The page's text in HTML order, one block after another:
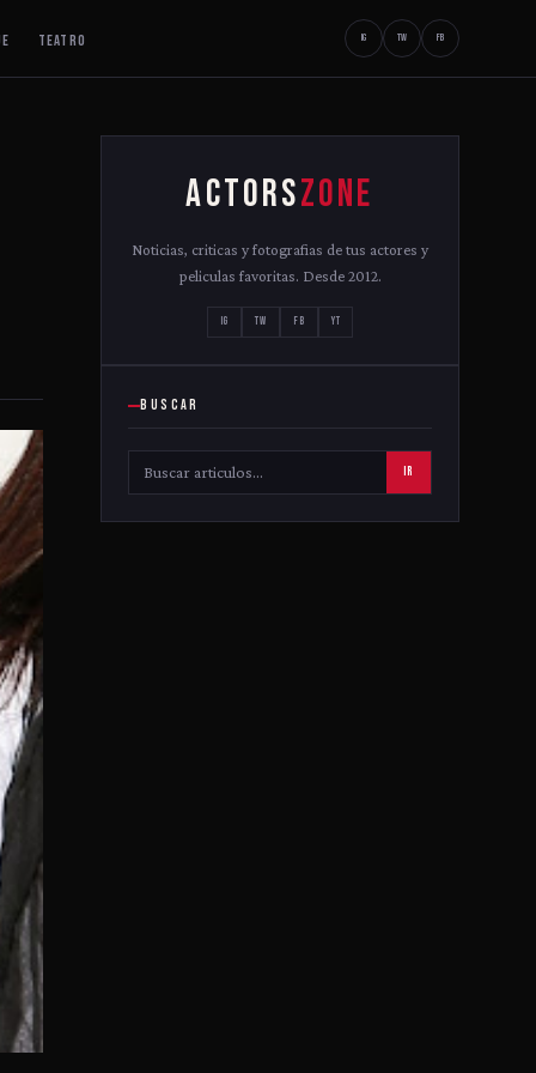
TEATRO IG TW FB
ACTORSZONE
Noticias, criticas y fotografias de tus actores y
peliculas favoritas. Desde 2012.
IG TW FB YT
BUSCAR
IR